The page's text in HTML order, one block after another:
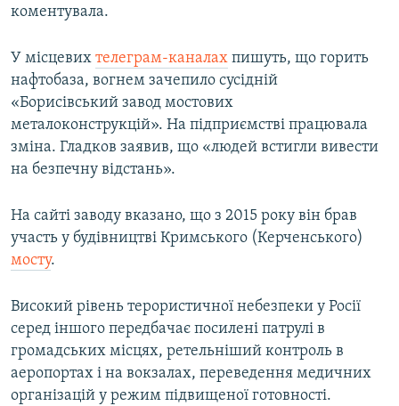
коментувала.
У місцевих телеграм-каналах пишуть, що горить
нафтобаза, вогнем зачепило сусідній
«Борисівський завод мостових
металоконструкцій». На підприємстві працювала
зміна. Гладков заявив, що «людей встигли вивести
на безпечну відстань».
На сайті заводу вказано, що з 2015 року він брав
участь у будівництві Кримського (Керченського)
мосту.
Високий рівень терористичної небезпеки у Росії
серед іншого передбачає посилені патрулі в
громадських місцях, ретельніший контроль в
аеропортах і на вокзалах, переведення медичних
організацій у режим підвищеної готовності.